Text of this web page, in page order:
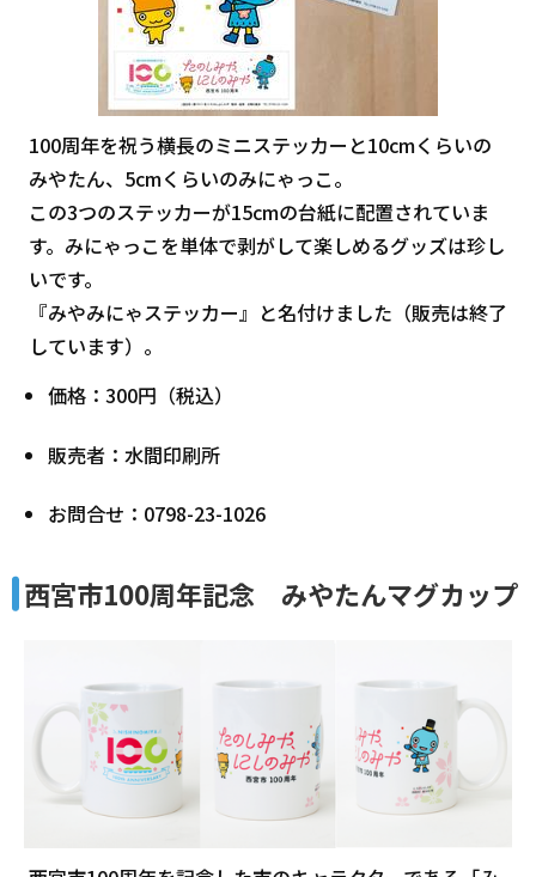
100周年を祝う横長のミニステッカーと10cmくらいの
みやたん、5cmくらいのみにゃっこ。
この3つのステッカーが15cmの台紙に配置されていま
す。みにゃっこを単体で剥がして楽しめるグッズは珍し
いです。
『みやみにゃステッカー』と名付けました（販売は終了
しています）。
価格：300円（税込）
販売者：水間印刷所
お問合せ：0798-23-1026
西宮市100周年記念 みやたんマグカップ